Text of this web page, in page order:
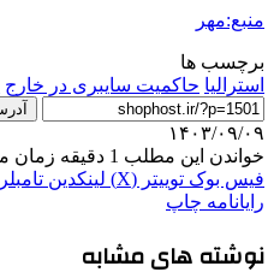
منبع:مهر
برچسب ها
استرالیا حاکمیت سایبری در خارج
۱۴۰۳/۰۹/۰۹
خواندن این مطلب 1 دقیقه زمان میبرد
فیس بوک توییتر (X) لینکدین ‫تامبلر
رایانامه چاپ
نوشته های مشابه